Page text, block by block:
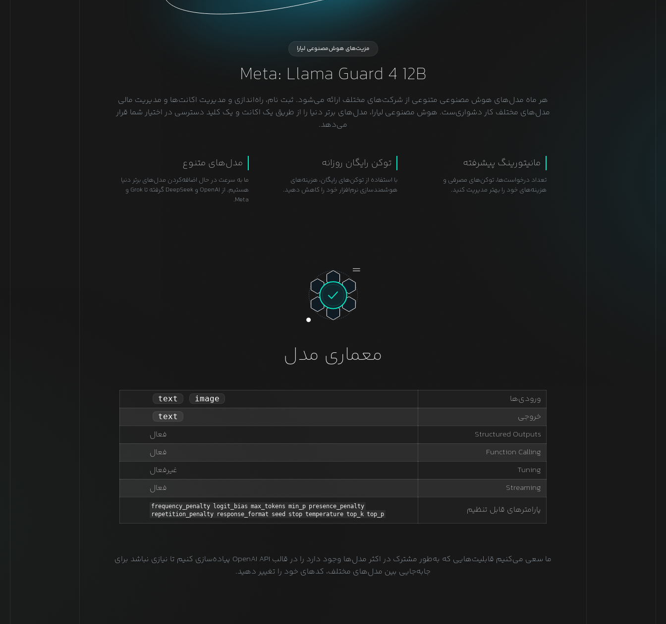
مزیت‌های هوش‌مصنوعی لیارا
Meta: Llama Guard 4 12B
هر ماه مدل‌های هوش مصنوعی متنوعی از شرکت‌های مختلف ارائه می‌شود. ثبت نام، راه‌اندازی و مدیریت اکانت‌ها و مدیریت مالی
مدل‌های مختلف کار دشواری‌ست. هوش مصنوعی لیارا، مدل‌های برتر دنیا را از طریق یک اکانت و یک کلید دسترسی در اختیار شما قرار
می‌دهد.
مانیتورینگ پیشرفته
تعداد درخواست‌ها، توکن‌های مصرفی و
هزینه‌های خود را بهتر مدیریت کنید.
توکن رایگان روزانه
با استفاده از توکن‌های رایگان، هزینه‌های
هوشمندسازی نرم‌افزار خود را کاهش دهید.
مدل‌های متنوع
ما به سرعت در حال اضافه‌کردن مدل‌های برتر دنیا
هستیم. از OpenAI و DeepSeek گرفته تا Grok و
Meta.
معماری مدل
ورودی‌ها image
text
خروجی text
Structured Outputs
فعال
Function Calling
فعال
Tuning
غیرفعال
Streaming
فعال
پارامترهای قابل تنظیم
frequency_penalty logit_bias max_tokens min_p presence_penalty
repetition_penalty response_format seed stop temperature top_k top_p
ما سعی می‌کنیم قابلیت‌هایی که به‌طور مشترک در اکثر مدل‌ها وجود دارد را در قالب OpenAI API پیاده‌سازی کنیم تا نیازی نباشد برای
جابه‌جایی بین مدل‌های مختلف، کدهای خود را تغییر دهید.